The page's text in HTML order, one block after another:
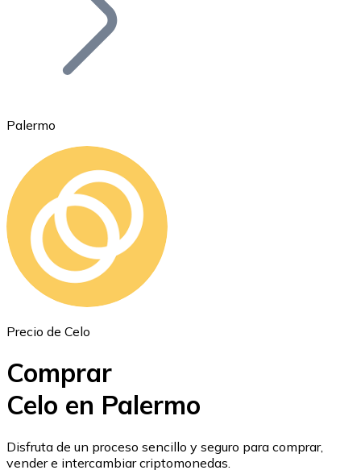
Ethereum
ETH
USD Coin
Palermo
Precio de Celo
Comprar
Celo en Palermo
Disfruta de un proceso sencillo y seguro para comprar,
vender e intercambiar criptomonedas.